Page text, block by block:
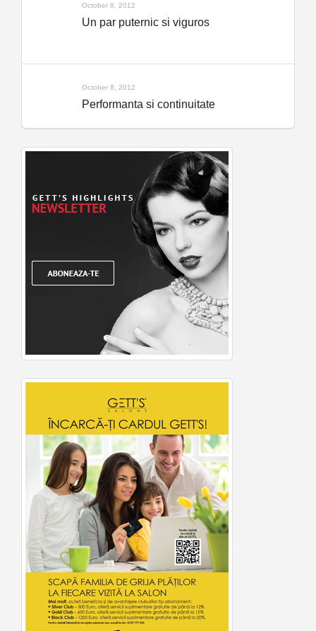
October 8, 2012
Un par puternic si viguros
October 8, 2012
Performanta si continuitate